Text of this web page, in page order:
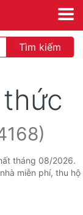
Tìm kiếm
tháng 08/2026.
miễn phí, thu hộ